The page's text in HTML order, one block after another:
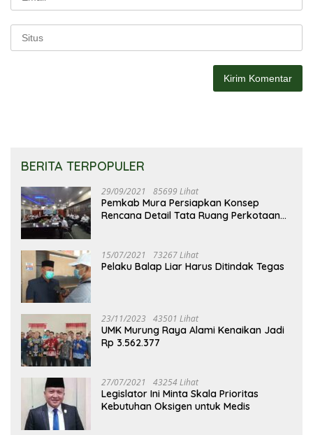
BERITA TERPOPULER
29/09/2021 85699 Lihat
Pemkab Mura Persiapkan Konsep
Rencana Detail Tata Ruang Perkotaan
15/07/2021 73267 Lihat
Pelaku Balap Liar Harus Ditindak Tegas
23/11/2023 43501 Lihat
UMK Murung Raya Alami Kenaikan Jadi
Rp 3.562.377
27/07/2021 43254 Lihat
Legislator Ini Minta Skala Prioritas
Kebutuhan Oksigen untuk Medis